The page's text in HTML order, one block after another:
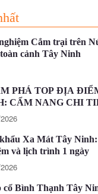
Cắm trại trên
cảnh Tây Ninh
PHÁ TOP ĐỊA
CẨM NANG CHI
Xa Mát Tây
và lịch trình 1 ngày
cổ Bình Thạnh Tây